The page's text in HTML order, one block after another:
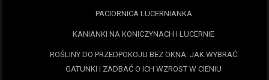
PACIORNICA LUCERNIANKA
KANIANKI NA KONICZYNACH I LUCERNIE
ROŚLINY DO PRZEDPOKOJU BEZ OKNA: JAK WYBRAĆ
GATUNKI I ZADBAĆ O ICH WZROST W CIENIU